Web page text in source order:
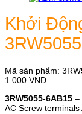
Khởi
Mã sản phẩm:
1.000 VNĐ
3RW5055-6AB15 –
AC Screw